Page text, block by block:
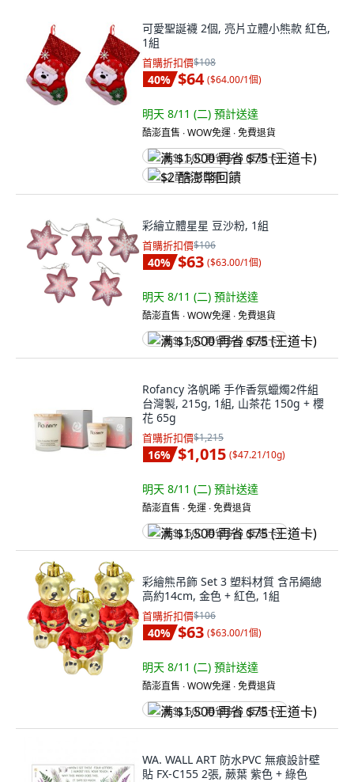
可愛聖誕襪 2個, 亮片立體小熊款 紅色,
1組
首購折扣價$108
40% $64 ($64.00/1個)
明天 8/11 (二) 預計送達
酷澎直售 ∙ WOW免運 ∙ 免費退貨
满 $1,500 再省 $75 (王道卡)
$2 酷澎幣回饋
彩繪立體星星 豆沙粉, 1組
首購折扣價$106
40% $63 ($63.00/1個)
明天 8/11 (二) 預計送達
酷澎直售 ∙ WOW免運 ∙ 免費退貨
满 $1,500 再省 $75 (王道卡)
Rofancy 洛帆晞 手作香氛蠟燭2件組
台灣製, 215g, 1組, 山茶花 150g + 櫻
花 65g
首購折扣價$1,215
16% $1,015 ($47.21/10g)
明天 8/11 (二) 預計送達
酷澎直售 ∙ 免運 ∙ 免費退貨
满 $1,500 再省 $75 (王道卡)
彩繪熊吊飾 Set 3 塑料材質 含吊繩總
高約14cm, 金色 + 紅色, 1組
首購折扣價$106
40% $63 ($63.00/1個)
明天 8/11 (二) 預計送達
酷澎直售 ∙ WOW免運 ∙ 免費退貨
满 $1,500 再省 $75 (王道卡)
WA. WALL ART 防水PVC 無痕設計壁
貼 FX-C155 2張, 蕨葉 紫色 + 綠色